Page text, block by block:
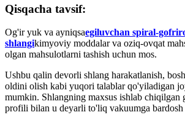
Qisqacha tavsif:
Og'ir yuk va ayniqsaegiluvchan spiral-
shlangikimyoviy moddalar va oziq-ovqat
olgan mahsulotlarni tashish uchun mos.
Ushbu qalin devorli shlang harakatlanish,
oldini olish kabi yuqori talablar qo'yiladigan
mumkin. Shlangning maxsus ishlab chiqilgan
profili bilan u deyarli to'liq vakuumga bardosh